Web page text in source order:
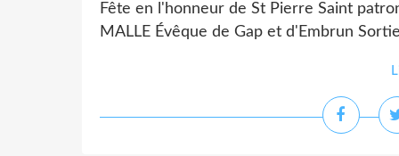
Fête en l'honneur de St Pierre Saint
MALLE Évêque de Gap et d'Embrun